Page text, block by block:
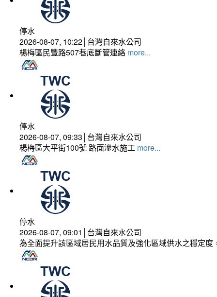
停水
2026-08-07, 10:22│台灣自來水公司
楊梅區民豐路507巷底斷管連絡 more...
停水
2026-08-07, 09:33│台灣自來水公司
楊梅區大平街100號 路面滲水施工 more...
停水
2026-08-07, 09:01│台灣自來水公司
為全面提升該區域居民用水品質及強化區域供水之穩定